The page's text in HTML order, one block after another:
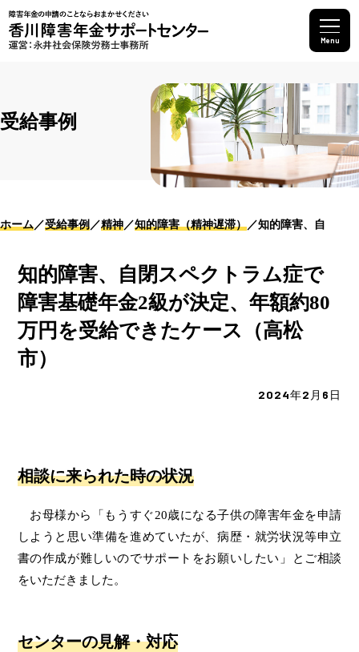
Menu
受給事例
ホーム 受給事例 精神 知的障害（精神遅滞） 知的障害、自閉ス
知的障害、自閉スペクトラム症で
障害基礎年金2級が決定、年額約80
万円を受給できたケース（高松
市）
2024年2月6日
相談に来られた時の状況
お母様から「もうすぐ20歳になる子供の障害年金を申請
しようと思い準備を進めていたが、病歴・就労状況等申立
書の作成が難しいのでサポートをお願いしたい」とご相談
をいただきました。
センターの見解・対応